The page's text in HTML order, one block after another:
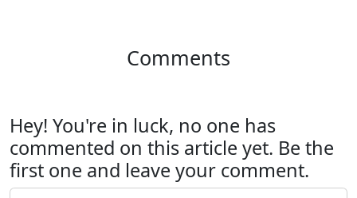
Comments
Hey! You're in luck, no one has
commented on this article yet. Be the
first one and leave your comment.